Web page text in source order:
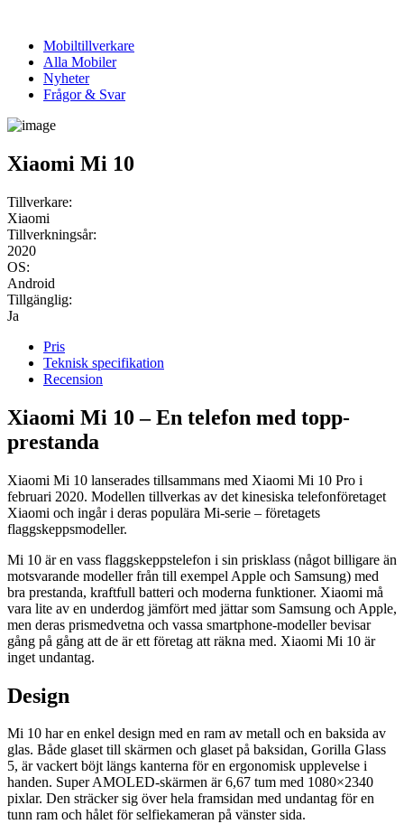
Mobiltillverkare
Alla Mobiler
Nyheter
Frågor & Svar
Xiaomi Mi 10
Tillverkare:
Xiaomi
Tillverkningsår:
2020
OS:
Android
Tillgänglig:
Ja
Pris
Teknisk specifikation
Recension
Xiaomi Mi 10 – En telefon med topp-
prestanda
Xiaomi Mi 10 lanserades tillsammans med Xiaomi Mi 10 Pro i
februari 2020. Modellen tillverkas av det kinesiska telefonföretaget
Xiaomi och ingår i deras populära Mi-serie – företagets
flaggskeppsmodeller.
Mi 10 är en vass flaggskeppstelefon i sin prisklass (något billigare än
motsvarande modeller från till exempel Apple och Samsung) med
bra prestanda, kraftfull batteri och moderna funktioner. Xiaomi må
vara lite av en underdog jämfört med jättar som Samsung och Apple,
men deras prismedvetna och vassa smartphone-modeller bevisar
gång på gång att de är ett företag att räkna med. Xiaomi Mi 10 är
inget undantag.
Design
Mi 10 har en enkel design med en ram av metall och en baksida av
glas. Både glaset till skärmen och glaset på baksidan, Gorilla Glass
5, är vackert böjt längs kanterna för en ergonomisk upplevelse i
handen. Super AMOLED-skärmen är 6,67 tum med 1080×2340
pixlar. Den sträcker sig över hela framsidan med undantag för en
tunn ram och hålet för selfiekameran på vänster sida.